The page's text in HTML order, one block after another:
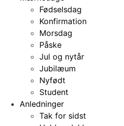
Fødselsdag
Konfirmation
Morsdag
Påske
Jul og nytår
Jubilæum
Nyfødt
Student
Anledninger
Tak for sidst